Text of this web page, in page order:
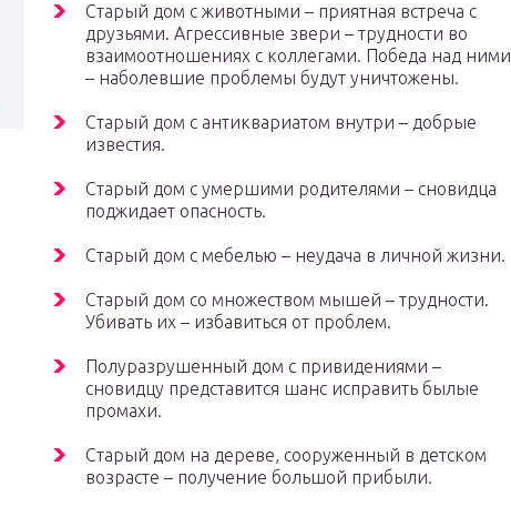
Старый дом с животными – приятная встреча с
друзьями. Агрессивные звери – трудности во
взаимоотношениях с коллегами. Победа над ними
– наболевшие проблемы будут уничтожены.
Старый дом с антиквариатом внутри – добрые
известия.
Старый дом с умершими родителями – сновидца
поджидает опасность.
Старый дом с мебелью – неудача в личной жизни.
Старый дом со множеством мышей – трудности.
Убивать их – избавиться от проблем.
Полуразрушенный дом с привидениями –
сновидцу представится шанс исправить былые
промахи.
Старый дом на дереве, сооруженный в детском
возрасте – получение большой прибыли.